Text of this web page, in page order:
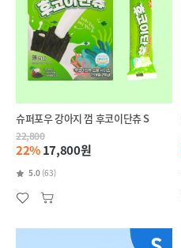
슈퍼포우 강아지 껌 후코이단츄 S
22,800
22%17,800원
5.0 (63)